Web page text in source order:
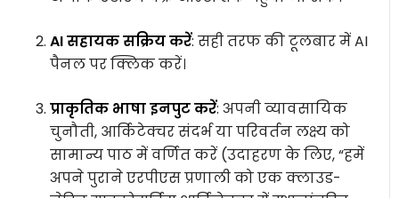
AI सहायक सक्रिय करें: सही तरफ की टूलबार में AI
पैनल पर क्लिक करें।
प्राकृतिक भाषा इनपुट करें: अपनी व्यावसायिक
चुनौती, आर्किटेक्चर संदर्भ या परिवर्तन लक्ष्य को
सामान्य पाठ में वर्णित करें (उदाहरण के लिए, “हमें
अपने पुराने एरपीएस प्रणाली को एक क्लाउड-